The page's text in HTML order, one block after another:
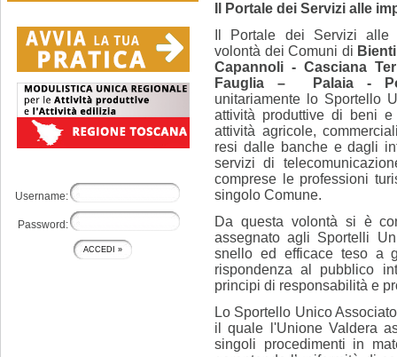
Username:
Password:
Il Portale dei Servizi alle
Il Portale dei Servizi alle
volontà dei Comuni di
Capannoli - Casciana
Fauglia – Palaia -
unitariamente lo Sportello
attività produttive di beni
attività agricole,
resi dalle banche e dagli
servizi di
comprese le professioni
singolo Comune.
Da questa volontà si è
assegnato agli Sportelli
snello ed efficace teso a
rispondenza al pubblico
principi di responsabilità e
Lo Sportello Unico
il quale l'Unione Valdera
singoli procedimenti in